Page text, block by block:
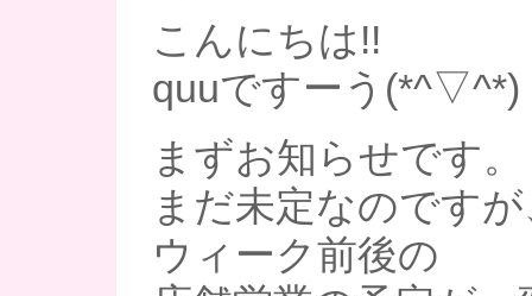
こんにちは!!
quuですーう(*^▽^*)
まずお知らせです。
まだ未定なのです
ウィーク前後の